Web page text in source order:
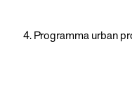
Programma urban